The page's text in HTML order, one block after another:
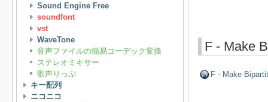
Sound Engine Free
soundfont
vst
WaveTone
音声ファイルの簡易コーデック変換
ステレオミキサー
歌声りっぷ
キー配列
ニコニコ
F - Make
F - Make